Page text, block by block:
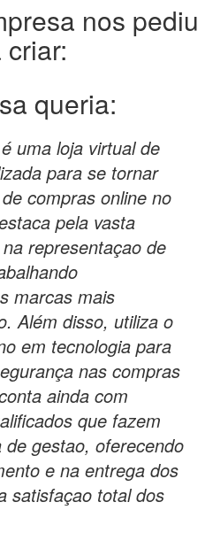
nos pediu
queria:
uma loja virtual de
para se tornar
compras online no
pela vasta
representaçao de
marcas mais
Além disso, utiliza o
em tecnologia para
nas compras
ainda com
que fazem
gestao, oferecendo
e na entrega dos
satisfaçao total dos